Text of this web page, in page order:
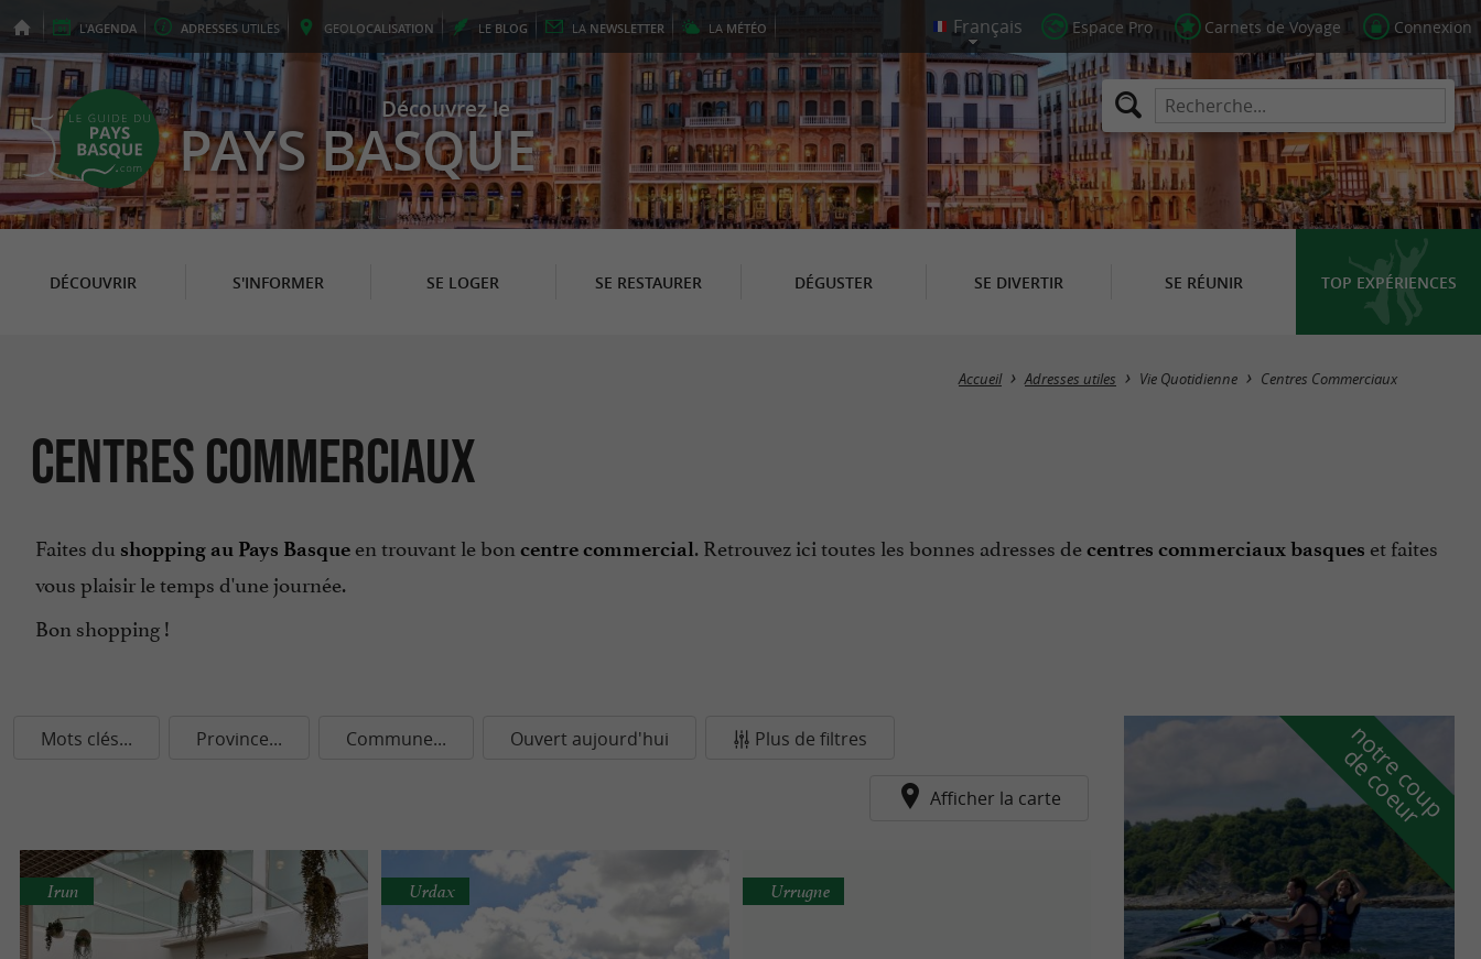
L'AGENDA ADRESSES UTILES GEOLOCALISATION LE BLOG LA NEWSLETTER LA MÉTÉO Espace Pro Carnets de Voyage Connexion
Découvrez le
PAYS BASQUE
DÉCOUVRIR S'INFORMER SE LOGER SE RESTAURER DÉGUSTER SE DIVERTIR SE RÉUNIR TOP EXPÉRIENCES
Masquer la carte
Accueil Adresses utiles Vie Quotidienne Centres Commerciaux
Centres Commerciaux
Faites du shopping au Pays Basque en trouvant le bon centre commercial. Retrouvez ici toutes les bonnes adresses decentres commerciaux basques et faites
vous plaisir le temps d'une journée.
Bon shopping !
Mots clés... Province... Commune... Ouvert aujourd'hui Plus de filtres
Afficher la carte
Irun Urdax Urrugne
n
o
t
r
e
c
o
u
p
d
e
c
o
e
u
r